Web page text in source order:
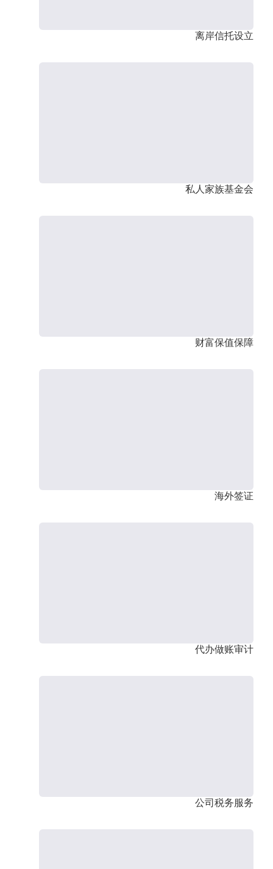
离岸信托设立
私人家族基金会
财富保值保障
海外签证
代办做账审计
公司税务服务